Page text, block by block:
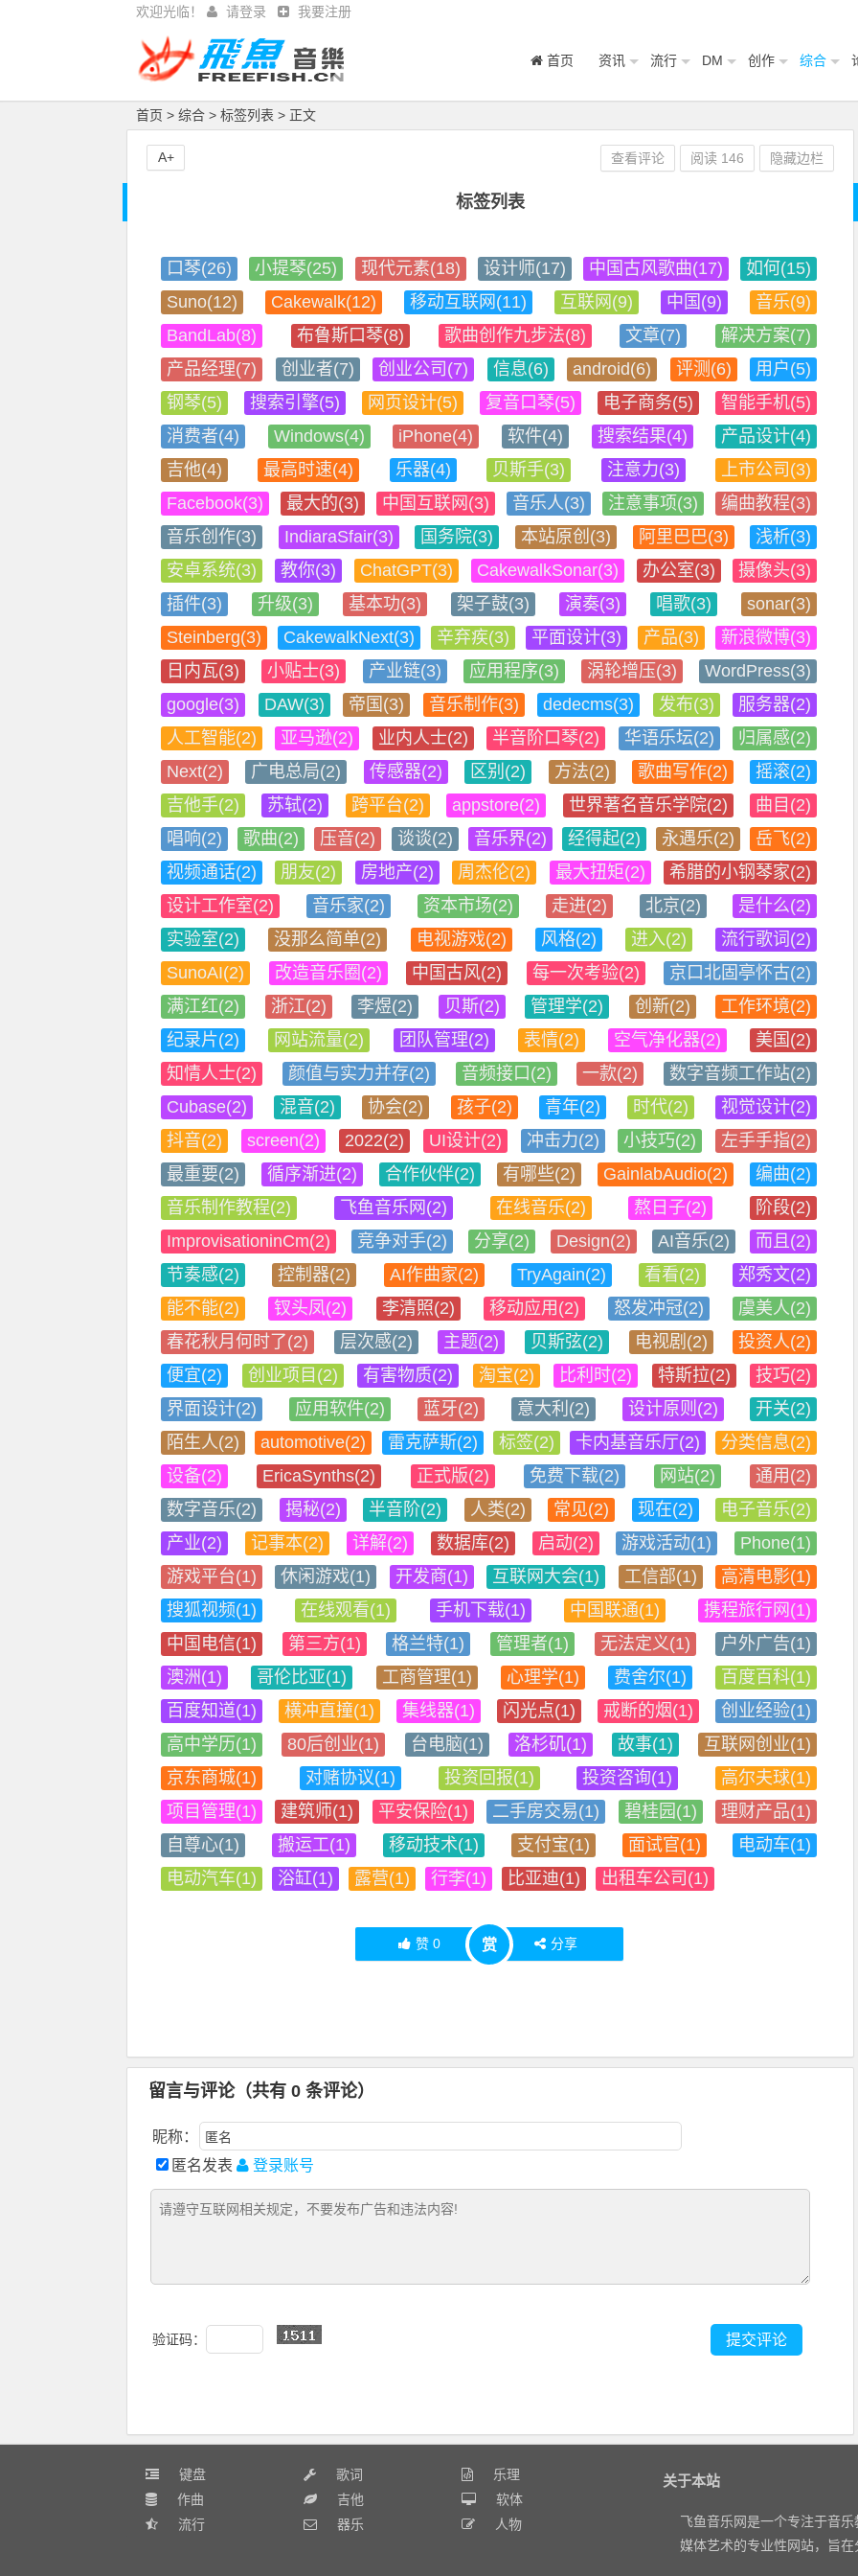
欢迎光临！ 请登录 我要注册
首页 资讯 流行 DM 创作 综合
首页 > 综合 > 标签列表 > 正文
标签列表
口琴(26) 小提琴(25) 现代元素(18) 设计师(17) 中国古风歌曲(17)
如何(15)
Suno(12)
Cakewalk(12) 移动互联网(11) 互联网(9) 中国(9)
音乐(9)
BandLab(8)
布鲁斯口琴(8) 歌曲创作九步法(8) 文章(7)
解决方案(7)
产品经理(7)
创业者(7) 创业公司(7) 信息(6) android(6) 评测(6)
用户(5)
钢琴(5)
搜索引擎(5) 网页设计(5) 复音口琴(5) 电子商务(5)
智能手机(5)
消费者(4)
Windows(4) iPhone(4) 软件(4) 搜索结果(4)
产品设计(4)
吉他(4)
最高时速(4) 乐器(4) 贝斯手(3) 注意力(3)
上市公司(3)
Facebook(3)
最大的(3) 中国互联网(3) 音乐人(3) 注意事项(3)
编曲教程(3)
音乐创作(3)
IndiaraSfair(3) 国务院(3) 本站原创(3) 阿里巴巴(3)
浅析(3)
安卓系统(3)
教你(3) ChatGPT(3) CakewalkSonar(3) 办公室(3)
摄像头(3)
插件(3)
升级(3) 基本功(3) 架子鼓(3) 演奏(3) 唱歌(3)
sonar(3)
Steinberg(3)
CakewalkNext(3) 辛弃疾(3) 平面设计(3) 产品(3)
新浪微博(3)
日内瓦(3)
小贴士(3) 产业链(3) 应用程序(3) 涡轮增压(3)
WordPress(3)
google(3)
DAW(3) 帝国(3) 音乐制作(3) dedecms(3) 发布(3)
服务器(2)
人工智能(2)
亚马逊(2) 业内人士(2) 半音阶口琴(2) 华语乐坛(2)
归属感(2)
Next(2)
广电总局(2) 传感器(2) 区别(2) 方法(2) 歌曲写作(2)
摇滚(2)
吉他手(2)
苏轼(2) 跨平台(2) appstore(2) 世界著名音乐学院(2)
曲目(2)
唱响(2)
歌曲(2) 压音(2) 谈谈(2) 音乐界(2) 经得起(2) 永遇乐(2)
岳飞(2)
视频通话(2)
朋友(2) 房地产(2) 周杰伦(2) 最大扭矩(2)
希腊的小钢琴家(2)
设计工作室(2)
音乐家(2) 资本市场(2) 走进(2) 北京(2)
是什么(2)
实验室(2)
没那么简单(2) 电视游戏(2) 风格(2) 进入(2)
流行歌词(2)
SunoAI(2)
改造音乐圈(2) 中国古风(2) 每一次考验(2)
京口北固亭怀古(2)
满江红(2)
浙江(2) 李煜(2) 贝斯(2) 管理学(2) 创新(2)
工作环境(2)
纪录片(2)
网站流量(2) 团队管理(2) 表情(2) 空气净化器(2)
美国(2)
知情人士(2)
颜值与实力并存(2) 音频接口(2) 一款(2)
数字音频工作站(2)
Cubase(2)
混音(2) 协会(2) 孩子(2) 青年(2) 时代(2)
视觉设计(2)
抖音(2)
screen(2) 2022(2) UI设计(2) 冲击力(2) 小技巧(2)
左手手指(2)
最重要(2)
循序渐进(2) 合作伙伴(2) 有哪些(2) GainlabAudio(2)
编曲(2)
音乐制作教程(2)
飞鱼音乐网(2) 在线音乐(2) 熬日子(2)
阶段(2)
ImprovisationinCm(2)
竞争对手(2) 分享(2) Design(2) AI音乐(2)
而且(2)
节奏感(2)
控制器(2) AI作曲家(2) TryAgain(2) 看看(2)
郑秀文(2)
能不能(2)
钗头凤(2) 李清照(2) 移动应用(2) 怒发冲冠(2)
虞美人(2)
春花秋月何时了(2)
层次感(2) 主题(2) 贝斯弦(2) 电视剧(2)
投资人(2)
便宜(2)
创业项目(2) 有害物质(2) 淘宝(2) 比利时(2) 特斯拉(2)
技巧(2)
界面设计(2)
应用软件(2) 蓝牙(2) 意大利(2) 设计原则(2)
开关(2)
陌生人(2)
automotive(2) 雷克萨斯(2) 标签(2) 卡内基音乐厅(2)
分类信息(2)
设备(2)
EricaSynths(2) 正式版(2) 免费下载(2) 网站(2)
通用(2)
数字音乐(2)
揭秘(2) 半音阶(2) 人类(2) 常见(2) 现在(2)
电子音乐(2)
产业(2)
记事本(2) 详解(2) 数据库(2) 启动(2) 游戏活动(1)
Phone(1)
游戏平台(1)
休闲游戏(1) 开发商(1) 互联网大会(1) 工信部(1)
高清电影(1)
搜狐视频(1)
在线观看(1) 手机下载(1) 中国联通(1)
携程旅行网(1)
中国电信(1)
第三方(1) 格兰特(1) 管理者(1) 无法定义(1)
户外广告(1)
澳洲(1)
哥伦比亚(1) 工商管理(1) 心理学(1) 费舍尔(1)
百度百科(1)
百度知道(1)
横冲直撞(1) 集线器(1) 闪光点(1) 戒断的烟(1)
创业经验(1)
高中学历(1)
80后创业(1) 台电脑(1) 洛杉矶(1) 故事(1)
互联网创业(1)
京东商城(1)
对赌协议(1) 投资回报(1) 投资咨询(1)
高尔夫球(1)
项目管理(1)
建筑师(1) 平安保险(1) 二手房交易(1) 碧桂园(1)
理财产品(1)
自尊心(1)
搬运工(1) 移动技术(1) 支付宝(1) 面试官(1)
电动车(1)
电动汽车(1)
浴缸(1) 露营(1) 行李(1) 比亚迪(1) 出租车公司(1)
赞0 赏 分享
查看评论 阅读 146 隐藏边栏
A+
留言与评论（共有 0 条评论）
昵称：
匿名发表
登录账号
验证码：
键盘 歌词
乐理
作曲
吉他
软体
流行
器乐 人物
关于本站
飞鱼音乐网是一个专注于音
媒体艺术的专业性网站，旨在